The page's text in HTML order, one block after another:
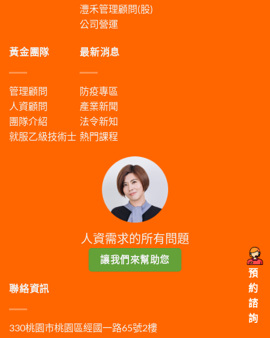
灃禾管理顧問(股)
公司營運
黃金團隊
管理顧問
人資顧問
團隊介紹
就服乙級技術士
最新消息
防疫專區
產業新聞
法令新知
熱門課程
人資需求的所有問題
讓我們來幫助您
聯絡資訊
330桃園市桃園區經國一路65號2樓
預
約
諮
詢